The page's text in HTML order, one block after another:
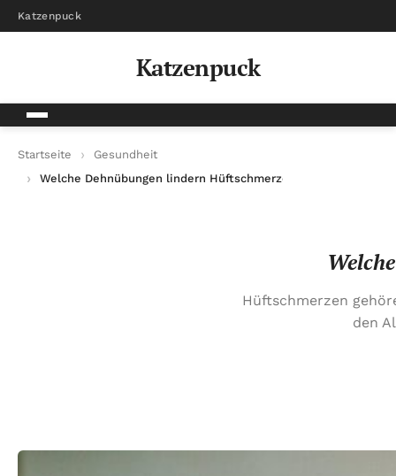
Katzenpuck
Katzenpuck
Startseite
Gesundheit
Welche Dehnübungen lindern Hüftschmerzen effektiv?
Hüftschmerzen
den